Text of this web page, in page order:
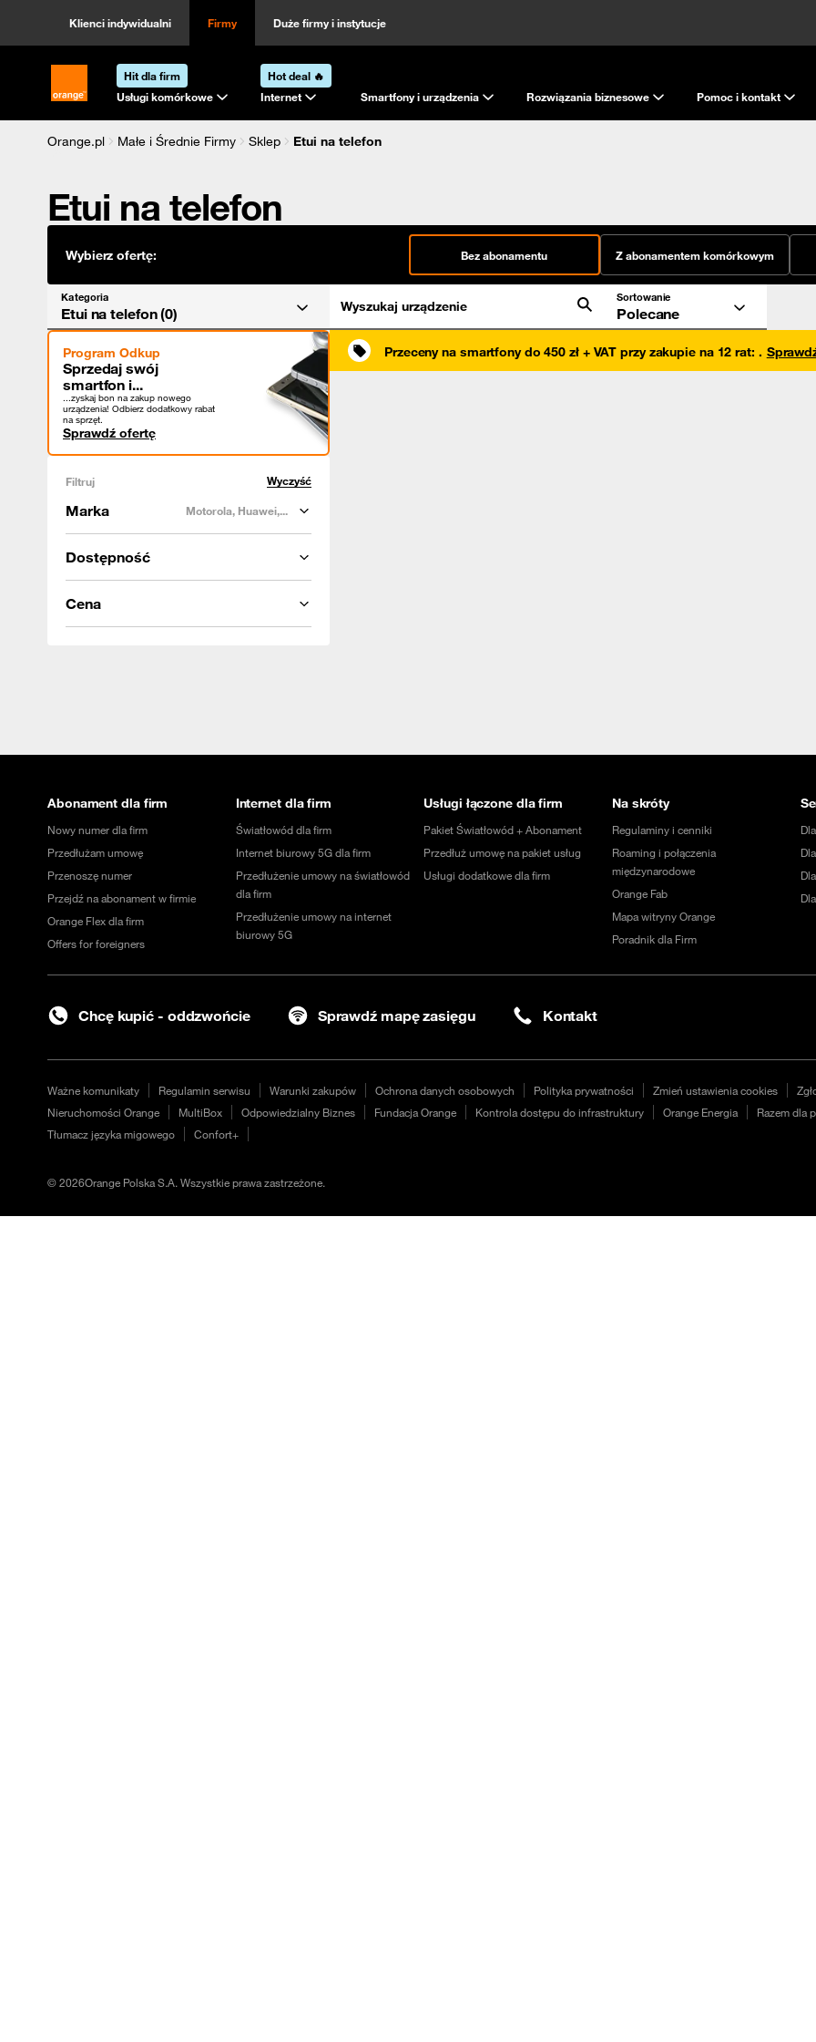
Klienci indywidualni Firmy Duże firmy i instytucje
Strona główna Orange.pl
Hit dla firm
Usługi komórkowe
Hot deal 🔥
Internet
Smartfony i urządzenia Rozwiązania biznesowe Pomoc i kontakt
Orange.pl Małe i Średnie Firmy Sklep
Etui na telefon
Etui na telefon
Wybierz ofertę: Bez abonamentu Z abonamentem komórkowym
Kategoria
Etui na telefon (0) Wyszukaj urządzenie
Sortowanie
Polecane
Program Odkup
Sprzedaj swój
smartfon i...
...zyskaj bon na zakup nowego
urządzenia! Odbierz dodatkowy rabat
na sprzęt.
Sprawdź ofertę
Filtruj Wyczyść
Marka Motorola, Huawei,...
Dostępność
Cena
Przeceny na smartfony do 450 zł + VAT przy zakupie na 12 rat: .
Abonament dla firm
Nowy numer dla firm
Przedłużam umowę
Przenoszę numer
Przejdź na abonament w firmie
Orange Flex dla firm
Offers for foreigners
Internet dla firm
Światłowód dla firm
Internet biurowy 5G dla firm
Przedłużenie umowy na światłowód
dla firm
Przedłużenie umowy na internet
biurowy 5G
Usługi łączone dla firm
Pakiet Światłowód + Abonament
Przedłuż umowę na pakiet usług
Usługi dodatkowe dla firm
Na skróty
Regulaminy i cenniki
Roaming i połączenia
międzynarodowe
Orange Fab
Mapa witryny Orange
Poradnik dla Firm
Chcę kupić - oddzwońcie Sprawdź mapę zasięgu Kontakt
Ważne komunikaty Regulamin serwisu Warunki zakupów Ochrona danych osobowych Polityka prywatności Zmień ustawienia cookies
Nieruchomości Orange
MultiBox Odpowiedzialny Biznes Fundacja Orange Kontrola dostępu do infrastruktury Orange Energia Razem dla
Tłumacz języka migowego
Confort+
©2026Orange Polska S.A. Wszystkie prawa zastrzeżone.